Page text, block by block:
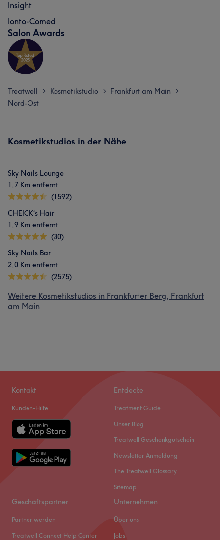
Insight
Ionto-Comed
Salon Awards
Treatwell > Kosmetikstudio > Frankfurt am Main >
Nord-Ost
Kosmetikstudios in der Nähe
Sky Nails Lounge
1,7 Km entfernt
(1592)
CHEICK‘s Hair
1,9 Km entfernt
(30)
Sky Nails Bar
2,0 Km entfernt
(2575)
Weitere Kosmetikstudios in Frankfurter Berg, Frankfurt
am Main
Kontakt
Kunden-Hilfe
Entdecke
Treatment Guide
Unser Blog
Treatwell Geschenkgutschein
Newsletter Anmeldung
The Treatwell Glossary
Sitemap
Geschäftspartner
Partner werden
Treatwell Connect Help Center
Unternehmen
Über uns
Jobs